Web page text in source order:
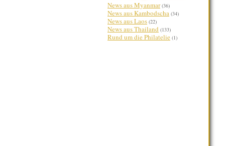
News aus Myanmar (36)
News aus Kambodscha (34)
News aus Laos (22)
News aus Thailand (133)
Rund um die Philatelie (1)